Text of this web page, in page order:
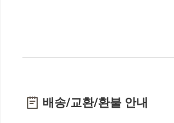
배송/교환/환불 안내